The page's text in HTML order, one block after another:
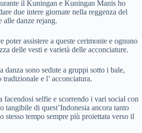
il Kuningan e Kuningan Manis ho
due intere giornate nella reggenza del
alle danze rejang.
assistere a queste cerimonie e ognuno
delle vesti e varietà delle acconciature.
danza sono sedute a gruppi sotto i bale,
e l’ acconciatura.
facendosi selfie e scorrendo i vari social con
tangibile di quest’Indonesia ancora tanto
stesso tempo sempre più proiettata verso il